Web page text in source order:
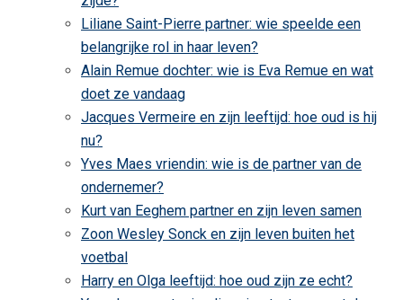
Liliane Saint-Pierre partner: wie speelde een
belangrijke rol in haar leven?
Alain Remue dochter: wie is Eva Remue en wat
doet ze vandaag
Jacques Vermeire en zijn leeftijd: hoe oud is hij
nu?
Yves Maes vriendin: wie is de partner van de
ondernemer?
Kurt van Eeghem partner en zijn leven samen
Zoon Wesley Sonck en zijn leven buiten het
voetbal
Harry en Olga leeftijd: hoe oud zijn ze echt?